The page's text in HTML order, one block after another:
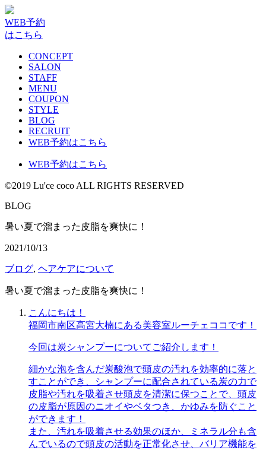
WEB予約
はこちら
CONCEPT
SALON
STAFF
MENU
COUPON
STYLE
BLOG
RECRUIT
WEB予約はこちら
WEB予約はこちら
©2019 Lu'ce coco ALL RIGHTS RESERVED
BLOG
暑い夏で溜まった皮脂を爽快に！
2021/10/13
ブログ, ヘアケアについて
暑い夏で溜まった皮脂を爽快に！
こんにちは！
福岡市南区高宮大楠にある美容室ルーチェココです！
今回は炭シャンプーについてご紹介します！
細かな泡を含んだ炭酸泡で頭皮の汚れを効率的に落と
すことができ、シャンプーに配合されている炭の力で
皮脂や汚れを吸着させ頭皮を清潔に保つことで、頭皮
の皮脂が原因のニオイやベタつき、かゆみを防ぐこと
ができます！
また、汚れを吸着させる効果のほか、ミネラル分も含
んでいるので頭皮の活動を正常化させ、バリア機能を